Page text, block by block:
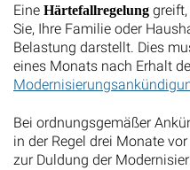
Eine Härtefallregelung
Sie, Ihre Familie oder
Belastung darstellt. Dies
eines Monats nach Erhalt
Bei ordnungsgemäßer
in der Regel drei Monate
zur Duldung der